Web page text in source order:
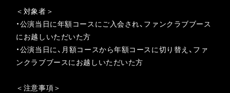
＜対象者＞
・公演当日に年額コースにご入会され、ファンクラブブース
にお越しいただいた⽅
・公演当日に、月額コースから年額コースに切り替え、ファ
ンクラブブースにお越しいただいた⽅
＜注意事項＞